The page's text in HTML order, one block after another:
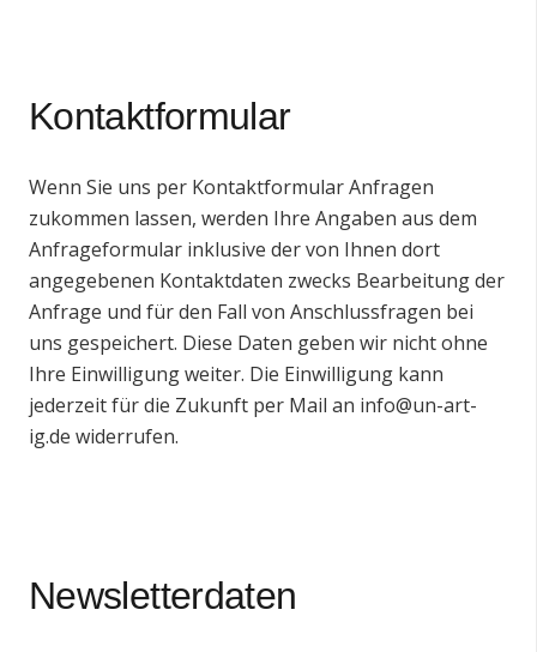
Kontaktformular
Wenn Sie uns per Kontaktformular Anfragen
zukommen lassen, werden Ihre Angaben aus dem
Anfrageformular inklusive der von Ihnen dort
angegebenen Kontaktdaten zwecks Bearbeitung der
Anfrage und für den Fall von Anschlussfragen bei
uns gespeichert. Diese Daten geben wir nicht ohne
Ihre Einwilligung weiter. Die Einwilligung kann
jederzeit für die Zukunft per Mail an info@un-art-
ig.de widerrufen.
Newsletterdaten